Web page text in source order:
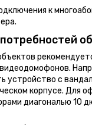
к
устройство с
корпусе. Для
диагональю 10